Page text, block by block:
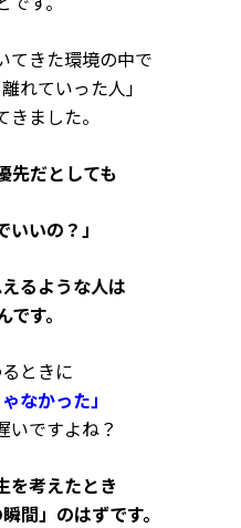
てきた環境の中で
れていった人」
ました。
先だとしても
いいの？」
るような人は
す。
ときに
なかった」
いですよね？
を考えたとき
間」のはずです。